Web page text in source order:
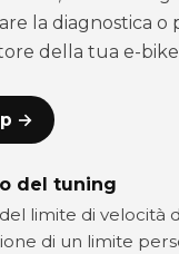
la diagnostica o
della tua e-
→
del tuning
limite di velocità
di un limite